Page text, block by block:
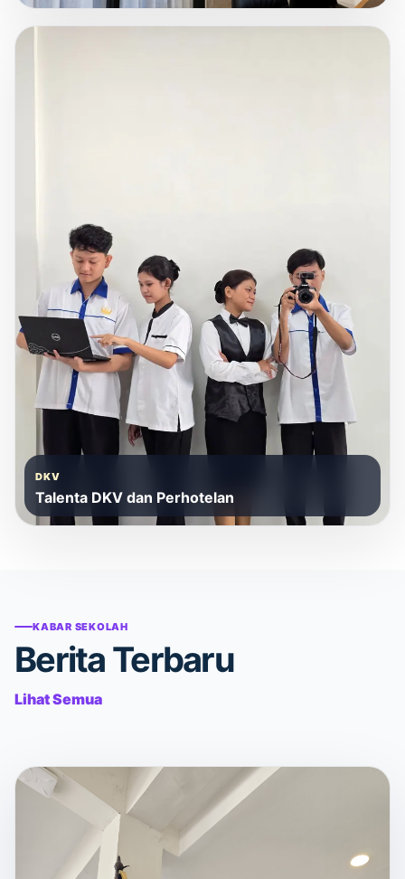
DKV
Talenta DKV dan Perhotelan
KABAR SEKOLAH
Berita Terbaru
Lihat Semua